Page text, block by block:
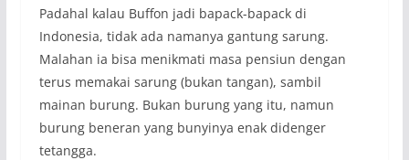
Padahal kalau Buffon jadi bapack-bapack di
Indonesia, tidak ada namanya gantung sarung.
Malahan ia bisa menikmati masa pensiun dengan
terus memakai sarung (bukan tangan), sambil
mainan burung. Bukan burung yang itu, namun
burung beneran yang bunyinya enak didenger
tetangga.